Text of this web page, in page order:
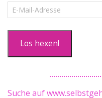
E-
Mail-
Los hexen!
Suche auf